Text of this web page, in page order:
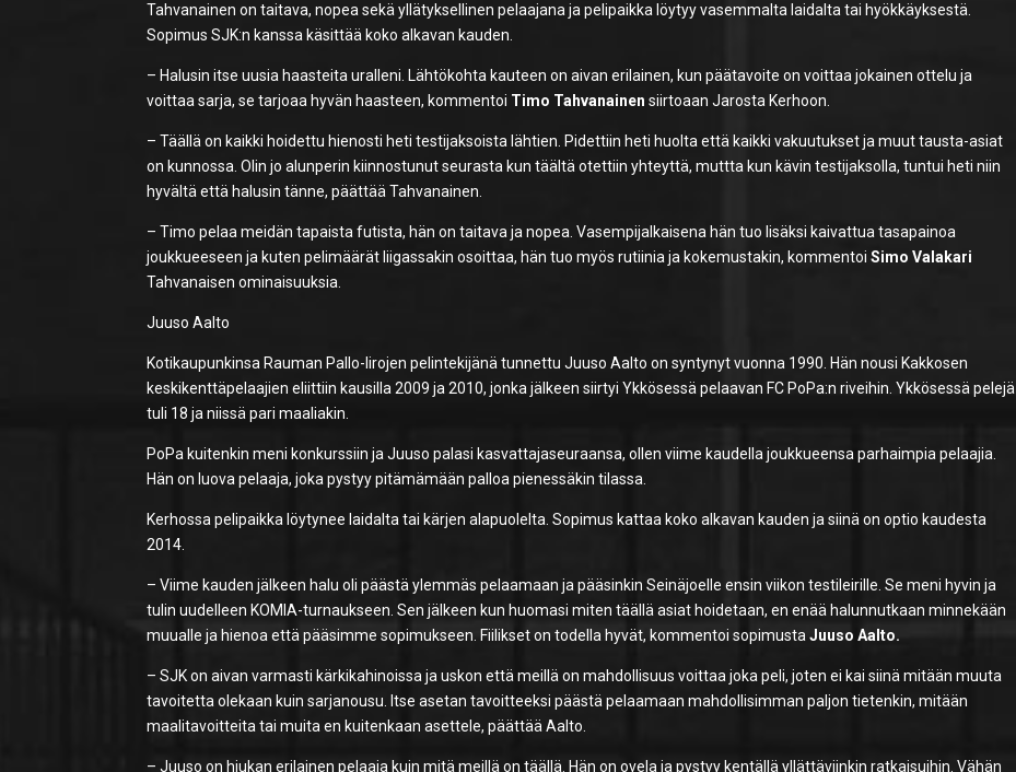
Tahvanainen on taitava, nopea sekä yllätyksellinen pelaajana ja pelipaikka löytyy vasemmalta laidalta tai hyökkäyksestä.
Sopimus SJK:n kanssa käsittää koko alkavan kauden.
– Halusin itse uusia haasteita uralleni. Lähtökohta kauteen on aivan erilainen, kun päätavoite on voittaa jokainen ottelu ja
voittaa sarja, se tarjoaa hyvän haasteen, kommentoi Timo Tahvanainen siirtoaan Jarosta Kerhoon.
– Täällä on kaikki hoidettu hienosti heti testijaksoista lähtien. Pidettiin heti huolta että kaikki vakuutukset ja muut tausta-asiat
on kunnossa. Olin jo alunperin kiinnostunut seurasta kun täältä otettiin yhteyttä, muttta kun kävin testijaksolla, tuntui heti niin
hyvältä että halusin tänne, päättää Tahvanainen.
– Timo pelaa meidän tapaista futista, hän on taitava ja nopea. Vasempijalkaisena hän tuo lisäksi kaivattua tasapainoa
joukkueeseen ja kuten pelimäärät liigassakin osoittaa, hän tuo myös rutiinia ja kokemustakin, kommentoiSimo Valakari
Tahvanaisen ominaisuuksia.
Juuso Aalto
Kotikaupunkinsa Rauman Pallo-Iirojen pelintekijänä tunnettu Juuso Aalto on syntynyt vuonna 1990. Hän nousi Kakkosen
keskikenttäpelaajien eliittiin kausilla 2009 ja 2010, jonka jälkeen siirtyi Ykkösessä pelaavan FC PoPa:n riveihin. Ykkösessä pelejä
tuli 18 ja niissä pari maaliakin.
PoPa kuitenkin meni konkurssiin ja Juuso palasi kasvattajaseuraansa, ollen viime kaudella joukkueensa parhaimpia pelaajia.
Hän on luova pelaaja, joka pystyy pitämämään palloa pienessäkin tilassa.
Kerhossa pelipaikka löytynee laidalta tai kärjen alapuolelta. Sopimus kattaa koko alkavan kauden ja siinä on optio kaudesta
2014.
– Viime kauden jälkeen halu oli päästä ylemmäs pelaamaan ja pääsinkin Seinäjoelle ensin viikon testileirille. Se meni hyvin ja
tulin uudelleen KOMIA-turnaukseen. Sen jälkeen kun huomasi miten täällä asiat hoidetaan, en enää halunnutkaan minnekään
muualle ja hienoa että pääsimme sopimukseen. Fiilikset on todella hyvät, kommentoi sopimustaJuuso Aalto.
– SJK on aivan varmasti kärkikahinoissa ja uskon että meillä on mahdollisuus voittaa joka peli, joten ei kai siinä mitään muuta
tavoitetta olekaan kuin sarjanousu. Itse asetan tavoitteeksi päästä pelaamaan mahdollisimman paljon tietenkin, mitään
maalitavoitteita tai muita en kuitenkaan asettele, päättää Aalto.
– Juuso on hiukan erilainen pelaaja kuin mitä meillä on täällä. Hän on ovela ja pystyy kentällä yllättäviinkin ratkaisuihin. Vähän